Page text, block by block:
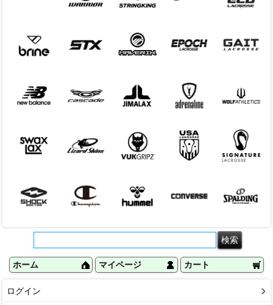
ホーム マイページ カート
ログイン